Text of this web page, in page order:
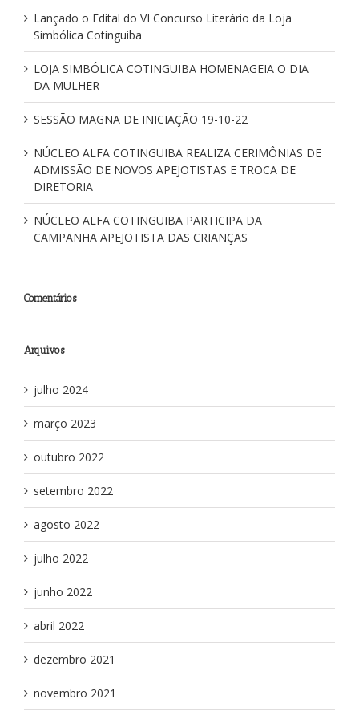
Lançado o Edital do VI Concurso Literário da Loja
Simbólica Cotinguiba
LOJA SIMBÓLICA COTINGUIBA HOMENAGEIA O DIA
DA MULHER
SESSÃO MAGNA DE INICIAÇÃO 19-10-22
NÚCLEO ALFA COTINGUIBA REALIZA CERIMÔNIAS DE
ADMISSÃO DE NOVOS APEJOTISTAS E TROCA DE
DIRETORIA
NÚCLEO ALFA COTINGUIBA PARTICIPA DA
CAMPANHA APEJOTISTA DAS CRIANÇAS
Comentários
Arquivos
julho 2024
março 2023
outubro 2022
setembro 2022
agosto 2022
julho 2022
junho 2022
abril 2022
dezembro 2021
novembro 2021